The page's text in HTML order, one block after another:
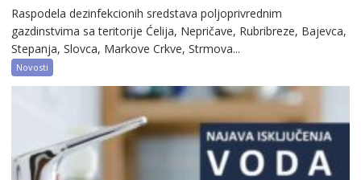
Raspodela dezinfekcionih sredstava poljoprivrednim
gazdinstvima sa teritorije Ćelija, Nepričave, Rubribreze, Bajevca,
Stepanja, Slovca, Markove Crkve, Strmova...
Novosti